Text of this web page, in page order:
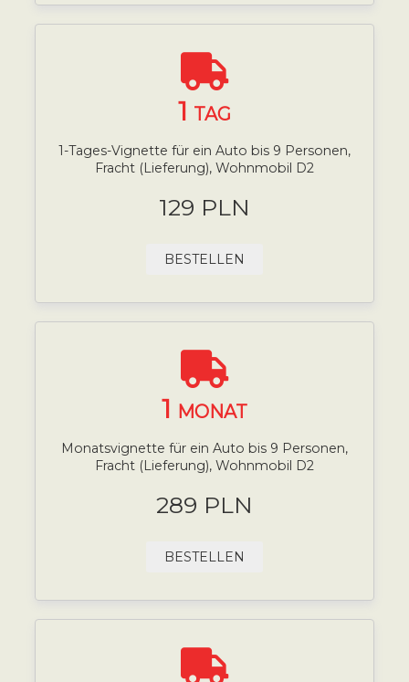
1 TAG
1-Tages-Vignette für ein Auto bis 9 Personen,
Fracht (Lieferung), Wohnmobil D2
129 PLN
BESTELLEN
1 MONAT
Monatsvignette für ein Auto bis 9 Personen,
Fracht (Lieferung), Wohnmobil D2
289 PLN
BESTELLEN